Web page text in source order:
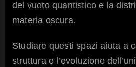
del vuoto quantistico e la
materia oscura.
Studiare questi spazi aiuta a
struttura e l’evoluzione